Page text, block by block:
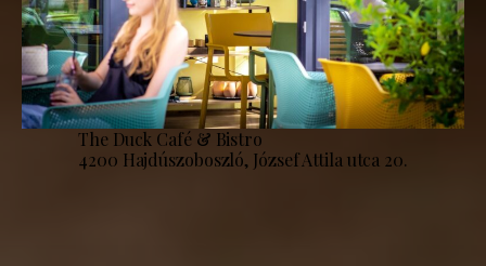
The Duck Café & Bistro
4200 Hajdúszoboszló, József Attila utca 20.